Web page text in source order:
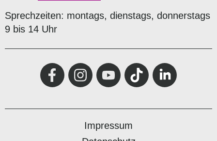
Sprechzeiten: montags, dienstags, donnerstags
9 bis 14 Uhr
Impressum